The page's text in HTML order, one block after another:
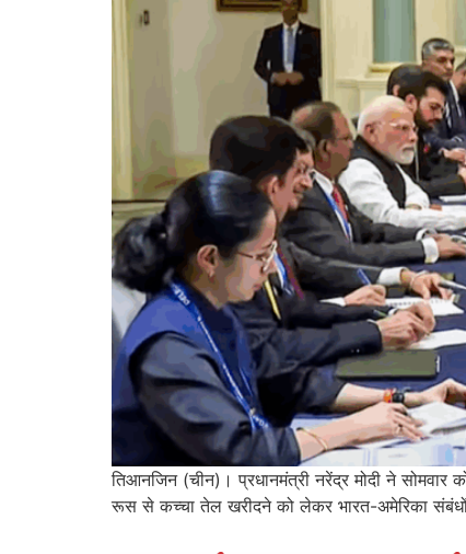
तिआनजिन (चीन)। प्रधानमंत्री नरेंद्र मोदी ने
रूस से कच्चा तेल खरीदने को लेकर भारत-अमेरिका